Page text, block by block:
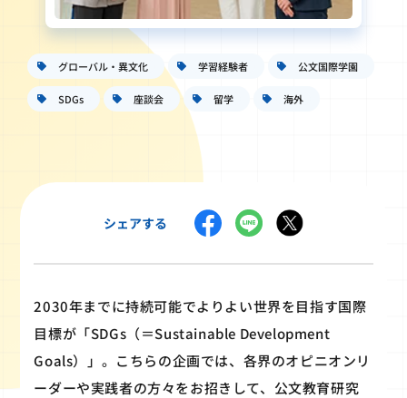
グローバル・異文化 学習経験者 公文国際学園
SDGs 座談会 留学 海外
シェアする
2030年までに持続可能でよりよい世界を目指す国際
目標が「SDGs（＝Sustainable Development
Goals）」。こちらの企画では、各界のオピニオンリ
ーダーや実践者の方々をお招きして、公文教育研究